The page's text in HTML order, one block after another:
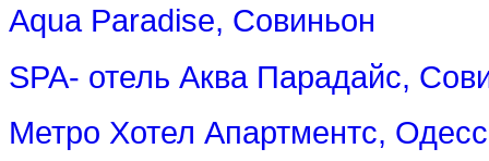
Aqua Paradise, Совиньон
SPA- отель Аква Парадайс,
Метро Хотел Апартментс,